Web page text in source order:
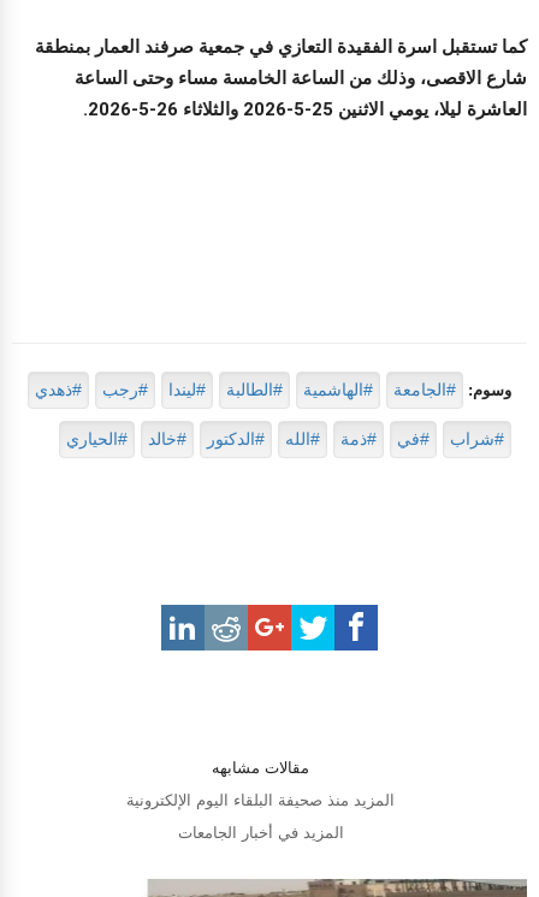
كما تستقبل اسرة الفقيدة التعازي في جمعية صرفند العمار بمنطقة
شارع الاقصى، وذلك من الساعة الخامسة مساء وحتى الساعة
العاشرة ليلا، يومي الاثنين 25-5-2026 والثلاثاء 26-5-2026.
وسوم: #الجامعة #الهاشمية #الطالبة #ليندا #رجب #ذهدي
#شراب #في #ذمة #الله #الدكتور #خالد #الحياري
مقالات مشابهه
المزيد منذ صحيفة البلقاء اليوم الإلكترونية
المزيد في أخبار الجامعات